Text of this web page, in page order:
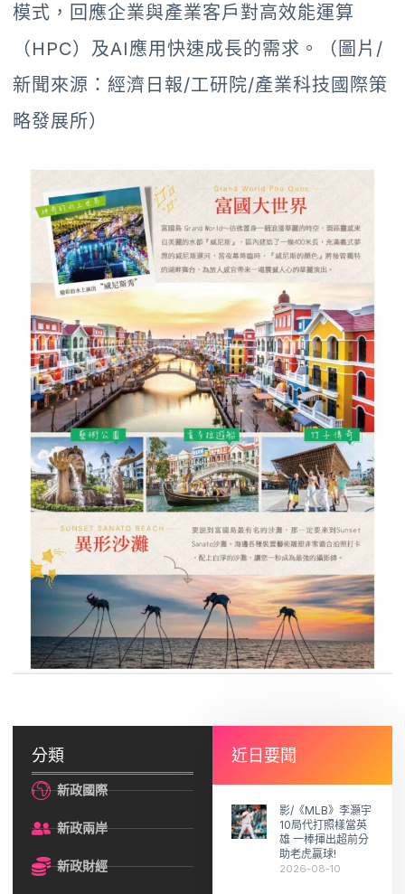
模式，回應企業與產業客戶對高效能運算
（HPC）及AI應用快速成長的需求。（圖片/
新聞來源：經濟日報/工研院/產業科技國際策
略發展所）
分類
新政國際
新政兩岸
新政財經
近日要聞
影/《MLB》李灝宇
10局代打照樣當英
雄 一棒揮出超前分
助老虎贏球!
2026-08-10